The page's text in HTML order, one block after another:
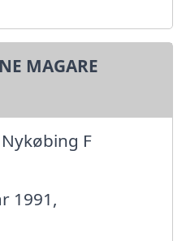
MAGARE
F
1991,